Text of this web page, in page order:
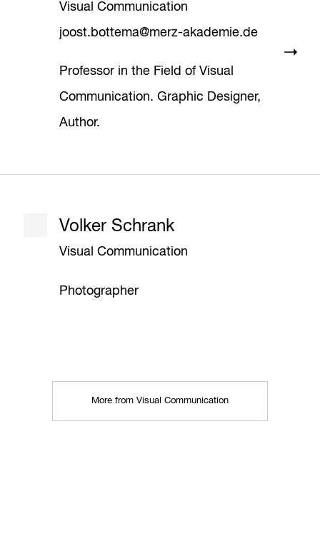
Visual Communication
joost.bottema@merz-akademie.de
Professor in the Field of Visual
Communication. Graphic Designer,
Author.
Volker Schrank
Visual Communication
Photographer
More from Visual Communication